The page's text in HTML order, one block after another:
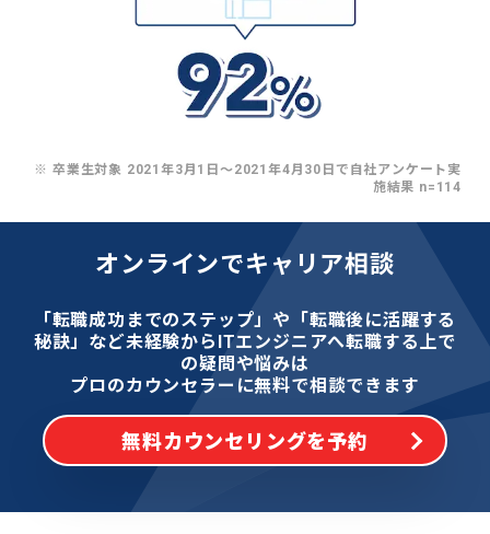
※ 卒業生対象 2021年3月1日〜2021年4月30日で自社アンケート実
施結果 n=114
オンラインでキャリア相談
「転職成功までのステップ」や「転職後に活躍する
秘訣」など未経験からITエンジニアへ転職する上で
の疑問や悩みは
プロのカウンセラーに無料で相談できます
無料カウンセリングを予約